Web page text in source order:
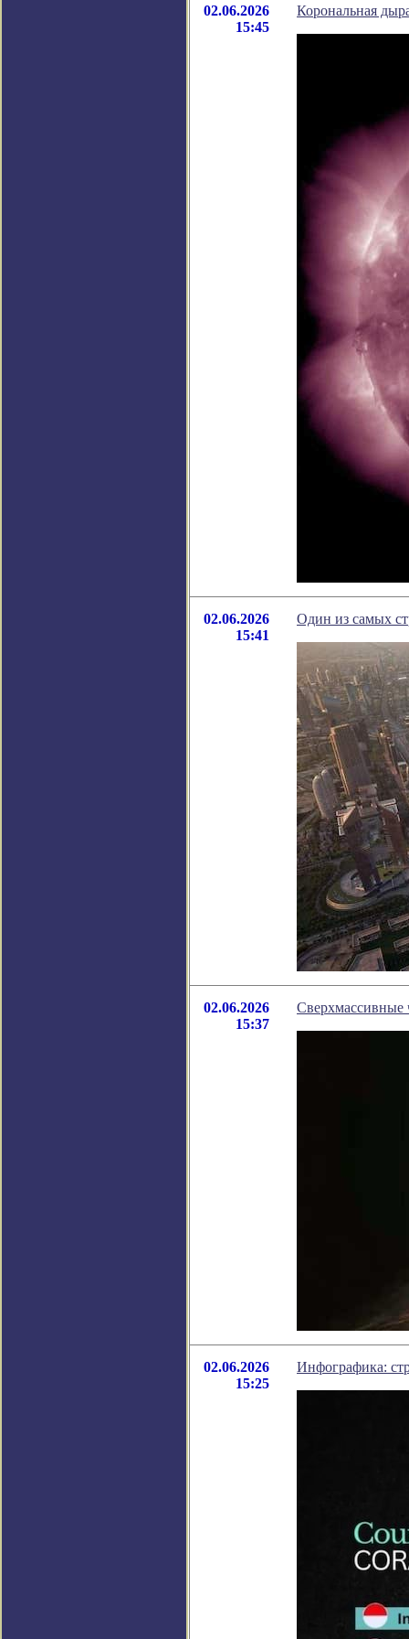
02.06.2026
15:45
Корональная
02.06.2026
15:41
Один из самых
02.06.2026
15:37
Сверхмассивные
02.06.2026
15:25
Инфографика: